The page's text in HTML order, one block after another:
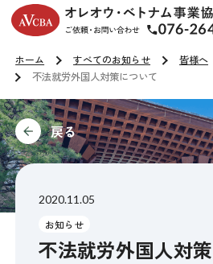
ホーム すべてのお知らせ 皆様へ
不法就労外国人対策について
2020.11.05
お知らせ
不法就労外国人対